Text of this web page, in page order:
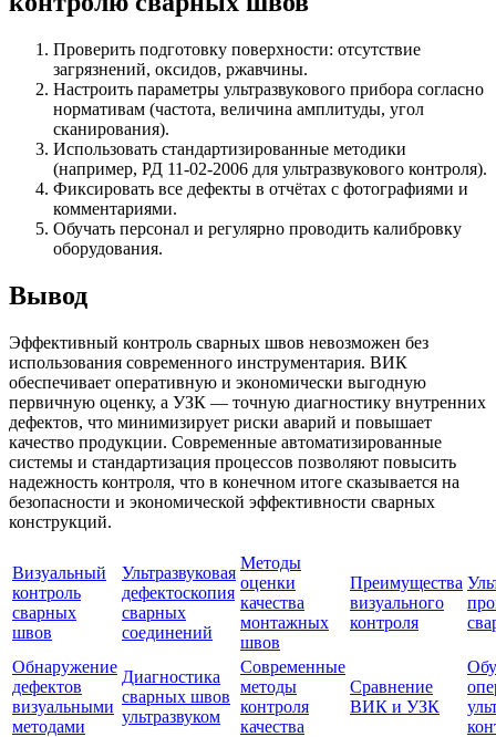
Проверить подготовку поверхности: отсутствие
загрязнений, оксидов, ржавчины.
Настроить параметры ультразвукового прибора согласно
нормативам (частота, величина амплитуды, угол
сканирования).
Использовать стандартизированные методики
(например, РД 11-02-2006 для ультразвукового контроля).
Фиксировать все дефекты в отчётах с фотографиями и
комментариями.
Обучать персонал и регулярно проводить калибровку
оборудования.
Вывод
Эффективный контроль сварных швов невозможен без
использования современного инструментария. ВИК
обеспечивает оперативную и экономически выгодную
первичную оценку, а УЗК — точную диагностику внутренних
дефектов, что минимизирует риски аварий и повышает
качество продукции. Современные автоматизированные
системы и стандартизация процессов позволяют повысить
надежность контроля, что в конечном итоге сказывается на
безопасности и экономической эффективности сварных
конструкций.
Визуальный
контроль
сварных
швов
Ультразвуковая
дефектоскопия
сварных
соединений
Методы
оценки
качества
монтажных
швов
Преимущества
визуального
контроля
Обнаружение
дефектов
визуальными
методами
Диагностика
сварных швов
ультразвуком
Современные
методы
контроля
качества
Сравнение
ВИК и УЗК